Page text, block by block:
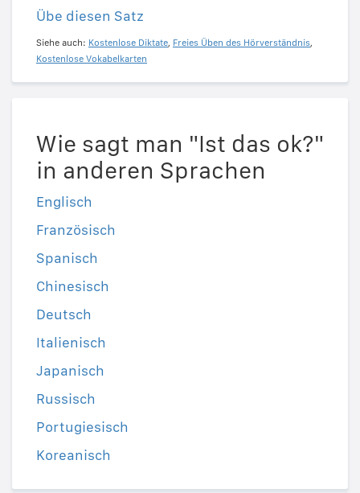
Übe diesen Satz
Siehe auch: Kostenlose Diktate, Freies Üben des Hörverständnis,
Kostenlose Vokabelkarten
Wie sagt man "Ist das ok?"
in anderen Sprachen
Englisch
Französisch
Spanisch
Chinesisch
Deutsch
Italienisch
Japanisch
Russisch
Portugiesisch
Koreanisch